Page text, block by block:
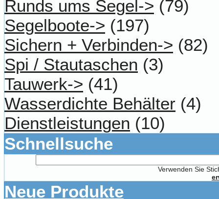
Runds ums Segel-> (79)
Segelboote-> (197)
Sichern + Verbinden-> (82)
Spi / Stautaschen (3)
Tauwerk-> (41)
Wasserdichte Behälter (4)
Dienstleistungen (10)
Schnellsuche
Verwenden Sie
Neue Produkte